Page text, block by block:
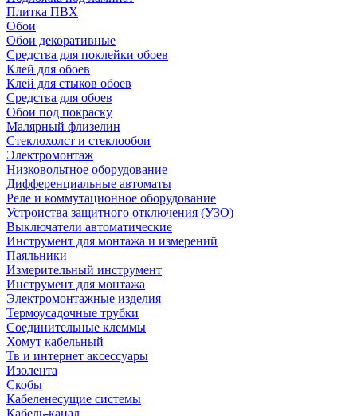
Плитка ПВХ
Обои
Обои декоративные
Средства для поклейки обоев
Клей для обоев
Клей для стыков обоев
Средства для обоев
Обои под покраску
Малярный флизелин
Стеклохолст и стеклообои
Электромонтаж
Низковольтное оборудование
Дифференциальные автоматы
Реле и коммутационное оборудование
Устроиства защитного отключения (УЗО)
Выключатели автоматические
Инструмент для монтажа и измерений
Паяльники
Измерительный инструмент
Инструмент для монтажа
Электромонтажные изделия
Термоусадочные трубки
Соединительные клеммы
Хомут кабельный
Тв и интернет аксессуары
Изолента
Скобы
Кабеленесущие системы
Кабель-канал